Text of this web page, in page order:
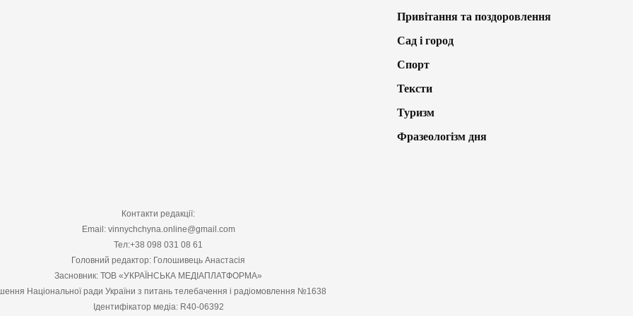
Привітання та поздоровлення
Сад і город
Спорт
Тексти
Туризм
Фразеологізм дня
Контакти редакції:
Email: vinnychchyna.online@gmail.com
Тел:+38 098 031 08 61
Головний редактор: Голошивець Анастасія
Засновник: ТОВ «УКРАЇНСЬКА МЕДІАПЛАТФОРМА»
Національної ради України з питань телебачення і радіомовлення №1638
Ідентифікатор медіа: R40-06392